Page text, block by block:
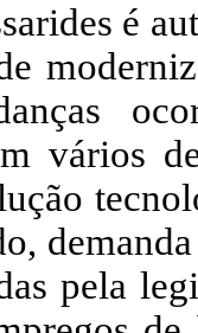
é
vários
pela